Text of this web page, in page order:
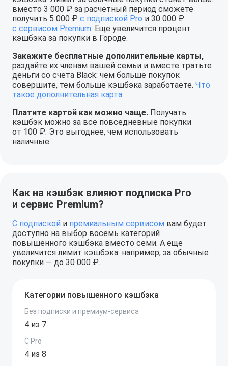
вместо 3 000 ₽ за расчетный период сможете
получить 5 000 ₽ с подпиской Pro и 30 000 ₽
с сервисом Premium. Еще увеличится процент
кэшбэка за покупки в Городе.
Закажите бесплатные дополнительные карты,
раздайте их членам вашей семьи и вместе тратьте
деньги со счета Black: чем больше покупок
совершите, тем больше кэшбэка заработаете. Что
такое дополнительная карта
Платите картой как можно чаще. Получать
кэшбэк можно за все повседневные покупки
от 100 ₽. Это выгоднее, чем использовать
наличные.
Как на кэшбэк влияют подписка Pro
и сервис Premium?
С подпиской и премиальным сервисом вам будет
доступно на выбор восемь категорий
повышенного кэшбэка вместо семи. А еще
увеличится лимит кэшбэка: например, за обычные
покупки — до 30 000 ₽.
Категории повышенного кэшбэка
Без подписки и премиум-сервиса
4 из 7
C Pro
4 из 8